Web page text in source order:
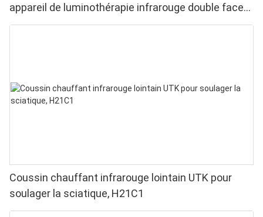
appareil de luminothérapie infrarouge double face
pour soulager les douleurs aux doigts et aux
Coussin chauffant infrarouge lointain UTK pour
soulager la sciatique, H21C1